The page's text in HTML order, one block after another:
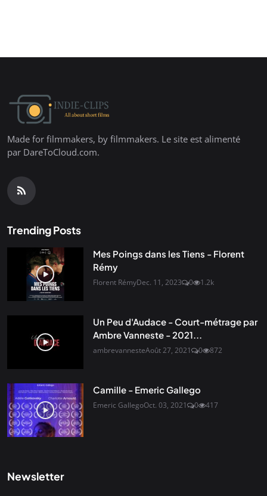
Made for filmmakers, by filmmakers. Le site est alimenté
par DareToCloud.com.
Trending Posts
Mes Poings dans les Tiens - Florent
Rémy
Florent RémyDec. 11, 2023 0 1.2k
Un Peu d'Audace - Court-métrage par
Ambre Vanneste - 2021...
ambrevannesteAoût 27, 2021 0 872
Camille - Emeric Gallego
Emeric GallegoOct. 03, 2021 0 417
Newsletter